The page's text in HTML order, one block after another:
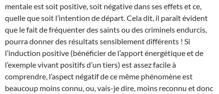
mentale est soit positive, soit négative dans ses effets et ce,
quelle que soit l’intention de départ. Cela dit, il paraît évident
que le fait de fréquenter des saints ou des criminels endurcis,
pourra donner des résultats sensiblement différents ! Si
l’induction positive (bénéficier de l’apport énergétique et de
l’exemple vivant positifs d’un tiers) est assez facile à
comprendre, l’aspect négatif de ce même phénomène est
beaucoup moins connu, ou, vais-je dire, moins reconnu et donc